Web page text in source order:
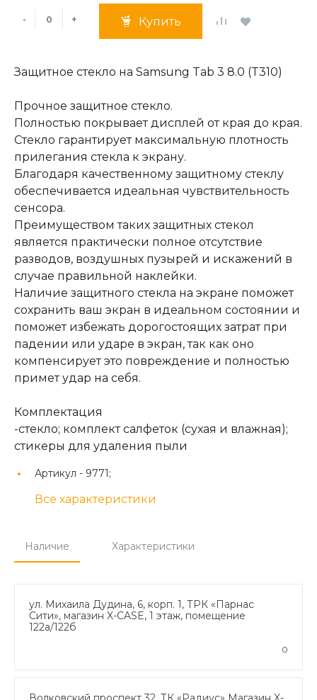
- + Купить
Защитное стекло на Samsung Tab 3 8.0 (T310)
Прочное защитное стекло.
Полностью покрывает дисплей от края до края.
Стекло гарантирует максимальную плотность
прилегания стекла к экрану.
Благодаря качественному защитному стеклу
обеспечивается идеальная чувствительность
сенсора.
Преимуществом таких защитных стекол
является практически полное отсутствие
разводов, воздушных пузырей и искажений в
случае правильной наклейки.
Наличие защитного стекла на экране поможет
сохранить ваш экран в идеальном состоянии и
поможет избежать дорогостоящих затрат при
падении или ударе в экран, так как оно
компенсирует это повреждение и полностью
примет удар на себя.
Комплектация
-стекло; комплект салфеток (сухая и влажная);
стикеры для удаления пыли
Артикул - 9771;
Все характеристики
Наличие Характеристики
ул. Михаила Дудина, 6, корп. 1, ТРК «Парнас
Сити», магазин X-CASE, 1 этаж, помещение
122а/122б
0